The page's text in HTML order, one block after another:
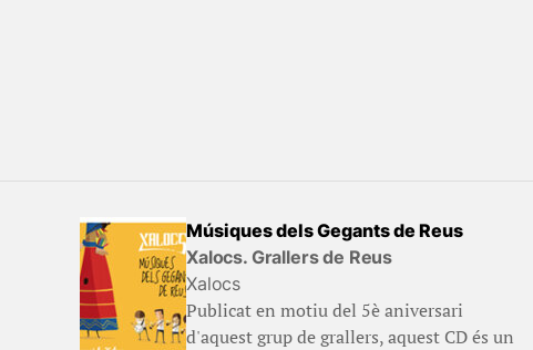
Músiques dels Gegants de Reus
Xalocs. Grallers de Reus
Xalocs
Publicat en motiu del 5è aniversari
d'aquest grup de grallers, aquest CD és un